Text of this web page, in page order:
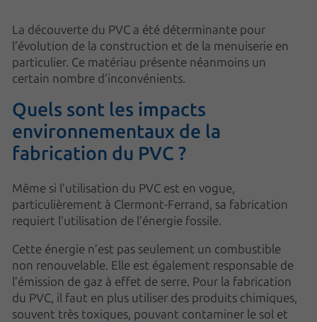
La découverte du PVC a été déterminante pour
l’évolution de la construction et de la menuiserie en
particulier. Ce matériau présente néanmoins un
certain nombre d’inconvénients.
Quels sont les impacts
environnementaux de la
fabrication du PVC ?
Même si l’utilisation du PVC est en vogue,
particulièrement à Clermont-Ferrand, sa fabrication
requiert l’utilisation de l’énergie fossile.
Cette énergie n’est pas seulement un combustible
non renouvelable. Elle est également responsable de
l’émission de gaz à effet de serre. Pour la fabrication
du PVC, il faut en plus utiliser des produits chimiques,
souvent très toxiques, pouvant contaminer le sol et